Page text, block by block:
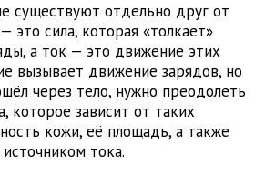
существуют отдельно друг от
это сила, которая «толкает»
а ток — это движение этих
вызывает движение зарядов, но
через тело, нужно преодолеть
которое зависит от таких
кожи, её площадь, а также
тока.